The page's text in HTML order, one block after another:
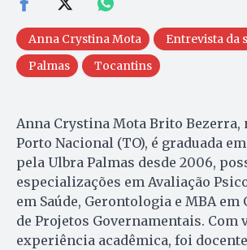
Anna Crystina Mota
Entrevista da
Palmas
Tocantins
Anna Crystina Mota Brito Bezerra,
Porto Nacional (TO), é graduada
pela Ulbra Palmas desde 2006,
especializações em Avaliação
em Saúde, Gerontologia e MBA
de Projetos Governamentais. Com
experiência acadêmica, foi